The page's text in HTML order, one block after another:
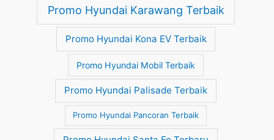
Promo Hyundai Karawang Terbaik
Promo Hyundai Kona EV Terbaik
Promo Hyundai Mobil Terbaik
Promo Hyundai Palisade Terbaik
Promo Hyundai Pancoran Terbaik